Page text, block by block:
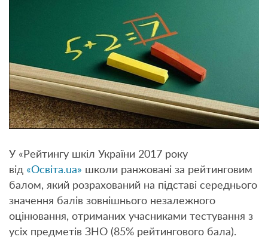
У «Рейтингу шкіл України 2017 року
від «Освіта.ua» школи ранжовані за рейтинговим
балом, який розрахований на підставі середнього
значення балів зовнішнього незалежного
оцінювання, отриманих учасниками тестування з
усіх предметів ЗНО (85% рейтингового бала).